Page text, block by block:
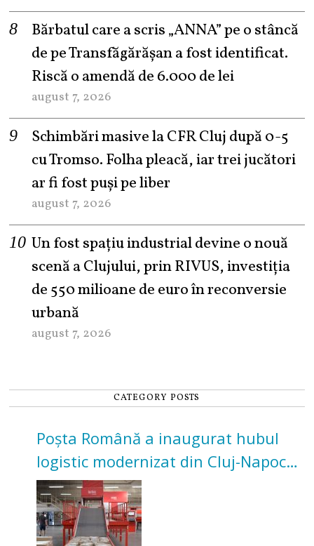
Bărbatul care a scris „ANNA” pe o stâncă
de pe Transfăgărășan a fost identificat.
Riscă o amendă de 6.000 de lei
august 7, 2026
Schimbări masive la CFR Cluj după 0-5
cu Tromso. Folha pleacă, iar trei jucători
ar fi fost puși pe liber
august 7, 2026
Un fost spațiu industrial devine o nouă
scenă a Clujului, prin RIVUS, investiția
de 550 milioane de euro în reconversie
urbană
august 7, 2026
CATEGORY POSTS
Poșta Română a inaugurat hubul
logistic modernizat din Cluj-Napoca.
Investiție de 3 milioane de euro